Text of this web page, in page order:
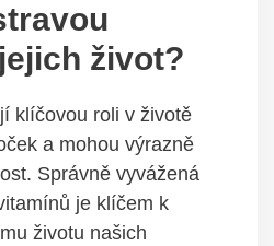
život?
klíčovou roli v životě
a mohou výrazně
Správně vyvážená
je klíčem k
životu našich